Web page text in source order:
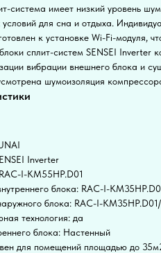
система имеет низкий уровень
для сна и отдыха.
к установке Wi-Fi-модуля,
сплит-систем SENSEI
вибрации внешнего блока и
шумоизоляция
Inverter
I-KM55HP.D01
блока: RAC-I-
блока: RAC-I-
технология: да
блока: Настенный
для помещений площадью до